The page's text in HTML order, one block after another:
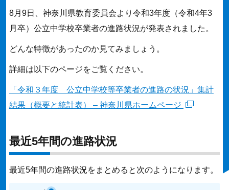
8月9日、神奈川県教育委員会より令和3年度（令和4年3
月卒）公立中学校卒業者の進路状況が発表されました。
どんな特徴があったのか見てみましょう。
詳細は以下のページをご覧ください。
「令和３年度 公立中学校等卒業者の進路の状況」集計
結果（概要と統計表） – 神奈川県ホームページ
最近5年間の進路状況
最近5年間の進路状況をまとめると次のようになります。